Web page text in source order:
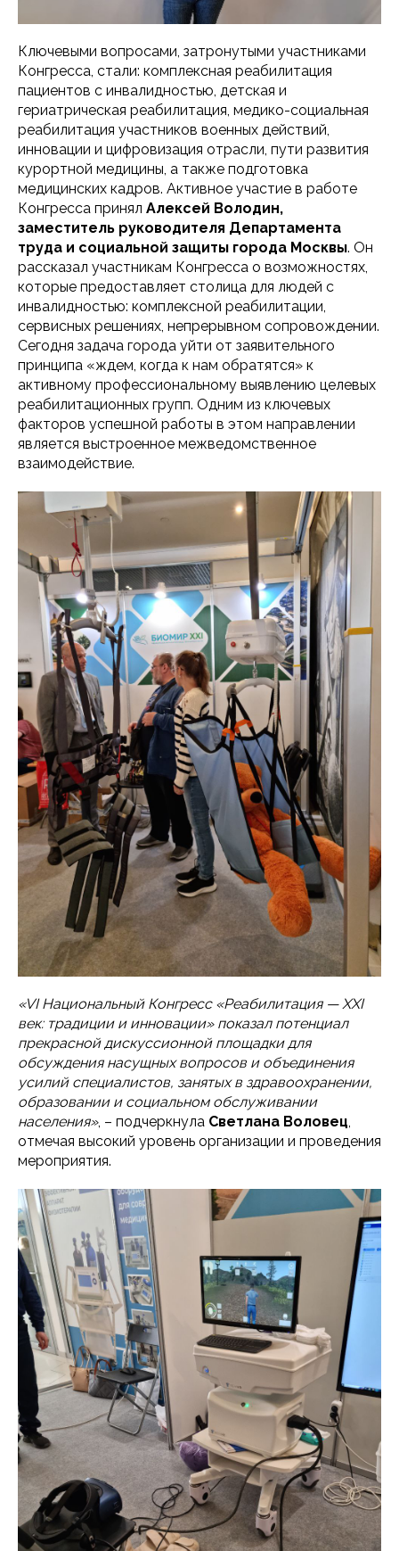
Ключевыми вопросами, затронутыми участниками
Конгресса, стали: комплексная реабилитация
пациентов с инвалидностью, детская и
гериатрическая реабилитация, медико-социальная
реабилитация участников военных действий,
инновации и цифровизация отрасли, пути развития
курортной медицины, а также подготовка
медицинских кадров. Активное участие в работе
Конгресса принял Алексей Володин,
заместитель руководителя Департамента
труда и социальной защиты города Москвы. Он
рассказал участникам Конгресса о возможностях,
которые предоставляет столица для людей с
инвалидностью: комплексной реабилитации,
сервисных решениях, непрерывном сопровождении.
Сегодня задача города уйти от заявительного
принципа «ждем, когда к нам обратятся» к
активному профессиональному выявлению целевых
реабилитационных групп. Одним из ключевых
факторов успешной работы в этом направлении
является выстроенное межведомственное
взаимодействие.
«VI Национальный Конгресс «Реабилитация — XXI
век: традиции и инновации» показал потенциал
прекрасной дискуссионной площадки для
обсуждения насущных вопросов и объединения
усилий специалистов, занятых в здравоохранении,
образовании и социальном обслуживании
населения», – подчеркнула Светлана Воловец
отмечая высокий уровень организации и проведения
мероприятия.